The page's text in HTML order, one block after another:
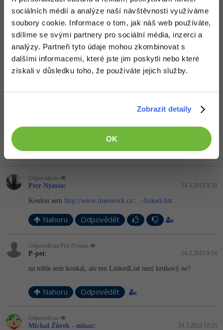
sociálních médií a analýze naší návštěvnosti využíváme
soubory cookie. Informace o tom, jak náš web používáte,
sdílíme se svými partnery pro sociální média, inzerci a
analýzy. Partneři tyto údaje mohou zkombinovat s
dalšími informacemi, které jste jim poskytli nebo které
získali v důsledku toho, že používáte jejich služby.
Zobrazit detaily
OK
get { return velikost; }
      }
  }
tady to je. Víc nevím. A jedná se o kruhový spojový seznam?? dík
Nahoru Odpovědět
24.3.2013 9:44
Nahoru Odpovědět
Odpovídá na
Petr Nymsa: 24.3.2013 9:50
Koukni sem http://www.itnetwork.cz/…-linked-list
Nahoru Odpovědět
Odpovídá na Petr Nymsa
P-pei: 24.3.2013 9:54
na tohle sem koukal, ale ten LinkedList není kruhový ne?
Nahoru Odpovědět
Odpovídá na
Michal Žůrek - misaz: 24.3.2013 10:25